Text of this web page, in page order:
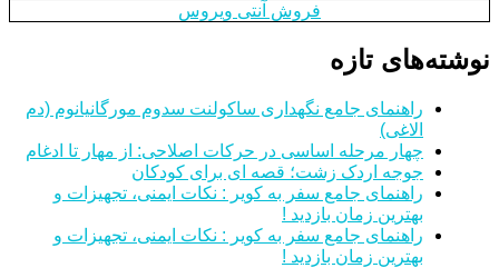
فروش آنتی ویروس
نوشته‌های تازه
راهنمای جامع نگهداری ساکولنت سدوم مورگانیانوم (دم
الاغی)
چهار مرحله اساسی در حرکات اصلاحی: از مهار تا ادغام
جوجه اردک زشت؛ قصه ای برای کودکان
راهنمای جامع سفر به کویر : نکات ایمنی، تجهیزات و
بهترین زمان بازدید !
راهنمای جامع سفر به کویر : نکات ایمنی، تجهیزات و
بهترین زمان بازدید !